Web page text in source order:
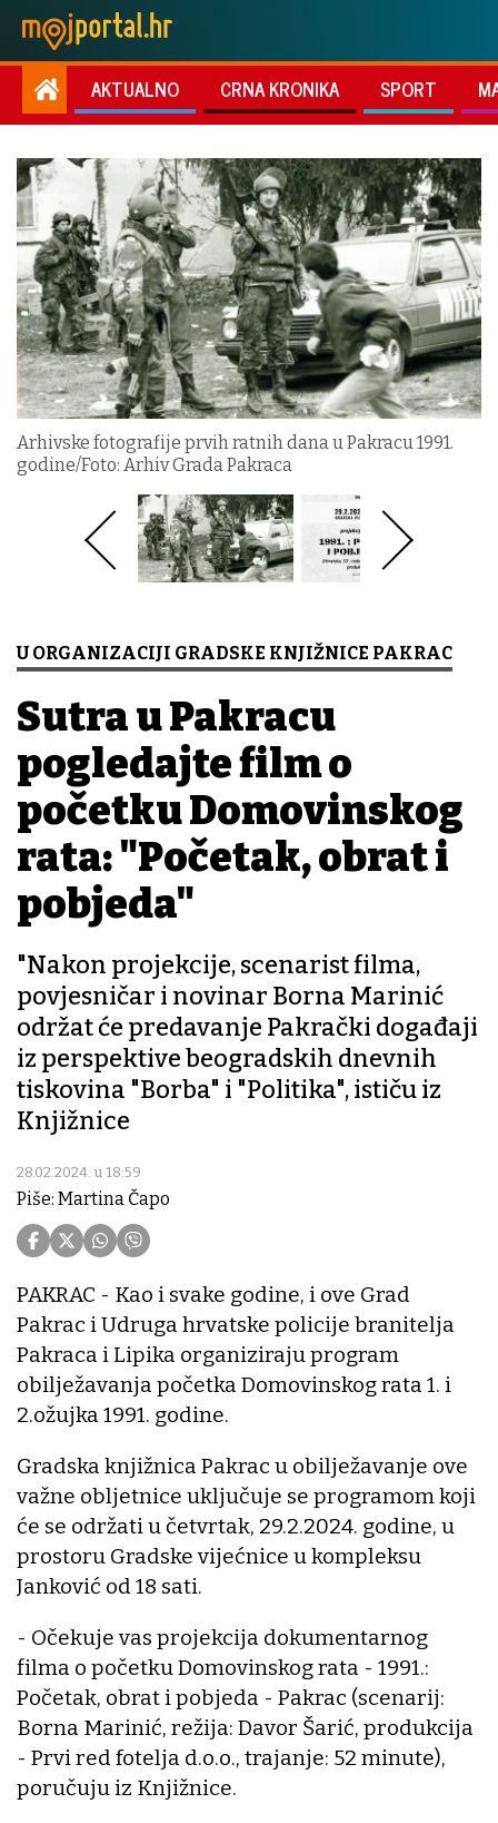
AKTUALNO CRNA KRONIKA SPORT
Arhivske fotografije prvih ratnih dana u Pakracu 1991.
godine/Foto: Arhiv Grada Pakraca
U ORGANIZACIJI GRADSKE KNJIŽNICE PAKRAC
Sutra u Pakracu
pogledajte film o
početku Domovinskog
rata: "Početak, obrat i
pobjeda"
"Nakon projekcije, scenarist filma,
povjesničar i novinar Borna Marinić
održat će predavanje Pakrački događaji
iz perspektive beogradskih dnevnih
tiskovina "Borba" i "Politika", ističu iz
Knjižnice
28.02.2024. u 18:59
Piše: Martina Čapo
PAKRAC - Kao i svake godine, i ove Grad
Pakrac i Udruga hrvatske policije branitelja
Pakraca i Lipika organiziraju program
obilježavanja početka Domovinskog rata 1. i
2.ožujka 1991. godine.
Gradska knjižnica Pakrac u obilježavanje ove
važne obljetnice uključuje se programom koji
će se održati u četvrtak, 29.2.2024. godine, u
prostoru Gradske vijećnice u kompleksu
Janković od 18 sati.
- Očekuje vas projekcija dokumentarnog
filma o početku Domovinskog rata - 1991.:
Početak, obrat i pobjeda - Pakrac (scenarij:
Borna Marinić, režija: Davor Šarić, produkcija
- Prvi red fotelja d.o.o., trajanje: 52 minute),
poručuju iz Knjižnice.